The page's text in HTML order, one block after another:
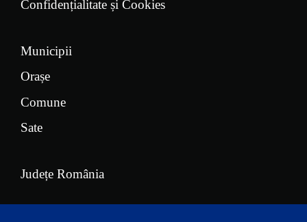
Confidențialitate și Cookies
Municipii
Orașe
Comune
Sate
Județe România